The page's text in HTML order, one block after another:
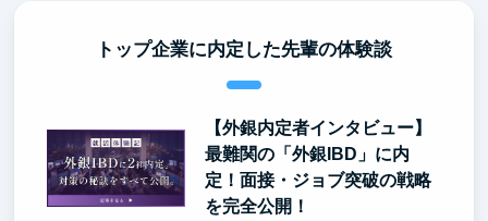
トップ企業に内定した先輩の体験談
【外銀内定者インタビュー】
最難関の「外銀IBD」に内
定！面接・ジョブ突破の戦略
を完全公開！